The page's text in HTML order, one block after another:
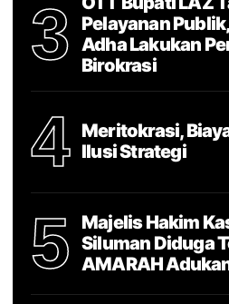
3
Pelayanan
Adha Lakukan
Birokrasi
4
Meritokrasi,
Ilusi Strategi
5
Majelis Hakim
Siluman Diduga
AMARAH